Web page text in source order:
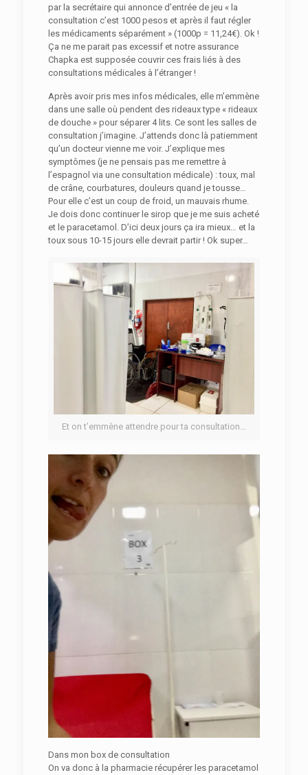
par la secrétaire qui annonce d’entrée de jeu « la
consultation c’est 1000 pesos et après il faut régler
les médicaments séparément » (1000p = 11,24€). Ok !
Ça ne me parait pas excessif et notre assurance
Chapka est supposée couvrir ces frais liés à des
consultations médicales à l’étranger !
Après avoir pris mes infos médicales, elle m’emmène
dans une salle où pendent des rideaux type « rideaux
de douche » pour séparer 4 lits. Ce sont les salles de
consultation j’imagine. J’attends donc là patiemment
qu’un docteur vienne me voir. J’explique mes
symptômes (je ne pensais pas me remettre à
l’espagnol via une consultation médicale) : toux, mal
de crâne, courbatures, douleurs quand je tousse…
Pour elle c’est un coup de froid, un mauvais rhume.
Je dois donc continuer le sirop que je me suis acheté
et le paracetamol. D’ici deux jours ça ira mieux… et la
toux sous 10-15 jours elle devrait partir ! Ok super…
Et on t’emmène attendre pour ta consultation…
Dans mon box de consultation
On va donc à la pharmacie récupérer les paracetamol